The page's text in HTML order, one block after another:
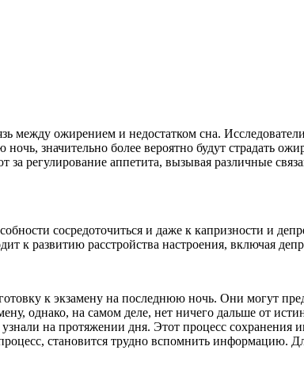
между ожирением и недостатком сна.
значительно более вероятно будут страдать
регулирование аппетита, вызывая различные
сосредоточиться и даже к капризности и
к развитию расстройства настроения, включая
к экзамену на последнюю ночь. Они могут
однако, на самом деле, нет ничего дальше от
на протяжении дня. Этот процесс сохранения
становится трудно вспомнить информацию.